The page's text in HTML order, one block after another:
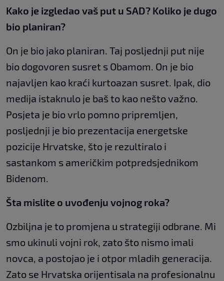
Kako je izgledao vaš put u SAD? Koliko je dugo
bio planiran?
On je bio jako planiran. Taj posljednji put nije
bio dogovoren susret s Obamom. On je bio
najavljen kao kraći kurtoazan susret. Ipak, dio
medija istaknulo je baš to kao nešto važno.
Posjeta je bio vrlo pomno pripremljen,
posljednji je bio prezentacija energetske
pozicije Hrvatske, što je rezultiralo i
sastankom s američkim potpredsjednikom
Bidenom.
Šta mislite o uvođenju vojnog roka?
Ozbiljna je to promjena u strategiji odbrane. Mi
smo ukinuli vojni rok, zato što nismo imali
novca, a postojao je i otpor mladih generacija.
Zato se Hrvatska orijentisala na profesionalnu